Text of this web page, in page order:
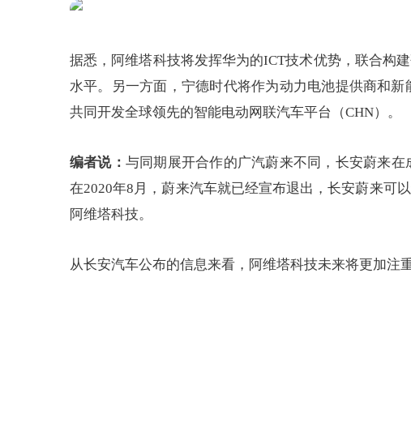
据悉，阿维塔科技将发挥华为的ICT技术优势，联合构
水平。另一方面，宁德时代将作为动力电池提供商和
共同开发全球领先的智能电动网联汽车平台（CHN）。
编者说： 与同期展开合作的广汽蔚来不同，长安蔚来
在2020年8月，蔚来汽车就已经宣布退出，长安蔚来可
阿维塔科技。
从长安汽车公布的信息来看，阿维塔科技未来将更加注